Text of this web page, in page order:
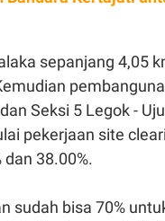
sepanjang 4,05
Seksi 5 Legok -
pekerjaan site
38.00%.
sudah bisa 70%